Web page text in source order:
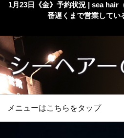
1月23日《金》予約状況 | sea hair
番遅くまで営業してい
メニューはこちらをタップ